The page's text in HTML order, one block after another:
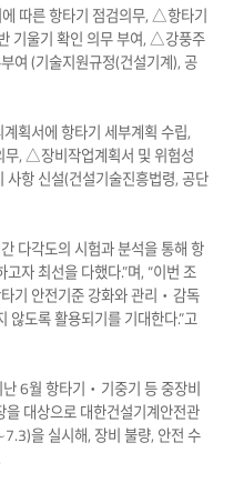
따른 항타기 점검의무, △항타기
기울기 확인 의무 부여, △강풍주
여 (기술지원규정(건설기계), 공
획서에 항타기 세부계획 수립,
, △장비작업계획서 및 위험성
항 신설(건설기술진흥법령, 공단
다각도의 시험과 분석을 통해 항
자 최선을 다했다.”며, “이번 조
기 안전기준 강화와 관리‧감독
않도록 활용되기를 기대한다.”고
6월 항타기‧기중기 등 중장비
대상으로 대한건설기계안전관
을 실시해, 장비 불량, 안전 수